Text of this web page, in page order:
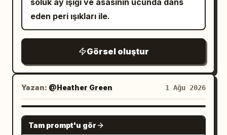
ekleyin. Poster metni ve düzeni: Sol üst:
soluk mavi gradyanla büyük sanatçı adı
“のぞむ” yazısı. Altında tam olarak
“DEBUT NUMBER” ve barkod tarzı
çizgilerle büyük bir “01” yazan bir çıkış
numarası bloğu oluşturun. Sol orta profil
“HEIGHT _ 158cm”, “BIRTHDAY _ 4.24”,
bronz/altın telkariden ve mücevher
turkuaz kristal ejderha kanadı ve kıvrımlı
ejderha kuyruğu bulunuyor. Dal
parçasının ve kumun etrafına, özellikle
ayaklarının dibine ve kütüğün sağına
Görünür öğeler: Tam olarak 1 adet oturan
kedi kulaklı kız, 1 adet elektro gitar,
gözler ve doğal ince kaşlar. Kahverengi
açık mavi çiçek süslemeleri ile
yüksekten yarım toplanmış bir modelde.
Kıyafet/Poz: V yakalı ve dantel desenli,
açık mavi
kolsuz bir triko üst ve beyaz
uzun kloş etek. Şişeyi sağ eliyle tutuyor,
sol eliyle ise zeminden destek alıyor.
Arka Plan/Işık: Açık shoji kapıları ve canlı
soluk ay ışığı ve asasının ucunda dans
eden peri ışıkları ile.
Görsel oluştur
Yazan: @Heather Green 1 Ağu 2026
NANO BANANA PRO
Tam prompt'u gör